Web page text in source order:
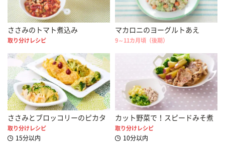
ささみのトマト煮込み
取り分けレシピ
マカロニのヨーグルトあえ
9～11カ月頃（後期）
ささみとブロッコリーのピカタ
取り分けレシピ
15分以内
カット野菜で！スピードみそ煮
取り分けレシピ
10分以内